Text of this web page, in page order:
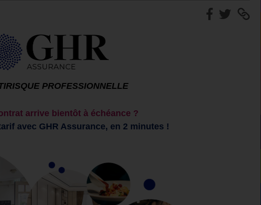
PROFESSIONNELLE
arrive bientôt à échéance ?
avec GHR Assurance, en 2 minutes !